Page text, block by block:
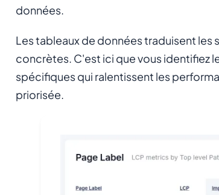
données.
Les tableaux de données traduisent
concrètes. C'est ici que vous identifiez
spécifiques qui ralentissent les
priorisée.